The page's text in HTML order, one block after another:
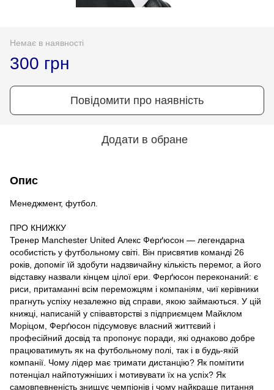
Немає в наявності
300 грн
Повідомити про наявність
Додати в обране
Опис
Менеджмент, футбол.
ПРО КНИЖКУ
Тренер Manchester United Алекс Ферґюсон — легендарна
особистість у футбольному світі. Він присвятив команді 26
років, допоміг їй здобути надзвичайну кількість перемог, а його
відставку назвали кінцем цілої ери. Ферґюсон переконаний: є
риси, притаманні всім переможцям і компаніям, чиї керівники
прагнуть успіху незалежно від справи, якою займаються. У цій
книжці, написаній у співавторстві з підприємцем Майклом
Моріцом, Ферґюсон підсумовує власний життєвий і
професійний досвід та пропонує поради, які однаково добре
працюватимуть як на футбольному полі, так і в будь-якій
компанії. Чому лідер має тримати дистанцію? Як помітити
потенціал найпотужніших і мотивувати їх на успіх? Як
самовпевненість знищує чемпіонів і чому найкраще питання